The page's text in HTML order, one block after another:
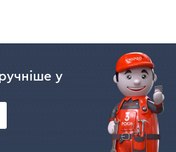
и прочих сыпучих материалов.
лезвием подойдут для
твердых пород и вскапывания
— для рыхления обработанной
небольших корней;
Благодаря прямоугольной
бортиками позволяет
перемещать материалы (песок,
у